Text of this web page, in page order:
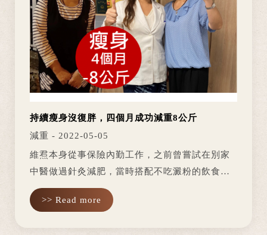
持續瘦身沒復胖，四個月成功減重8公斤
減重 - 2022-05-05
維焄本身從事保險內勤工作，之前曾嘗試在別家
中醫做過針灸減肥，當時搭配不吃澱粉的飲食控
制，成功地瘦下5公斤，但半年後就復胖，感覺又
回到原點；也曾嘗試花大筆錢到美容中心打減脂
>> Read more